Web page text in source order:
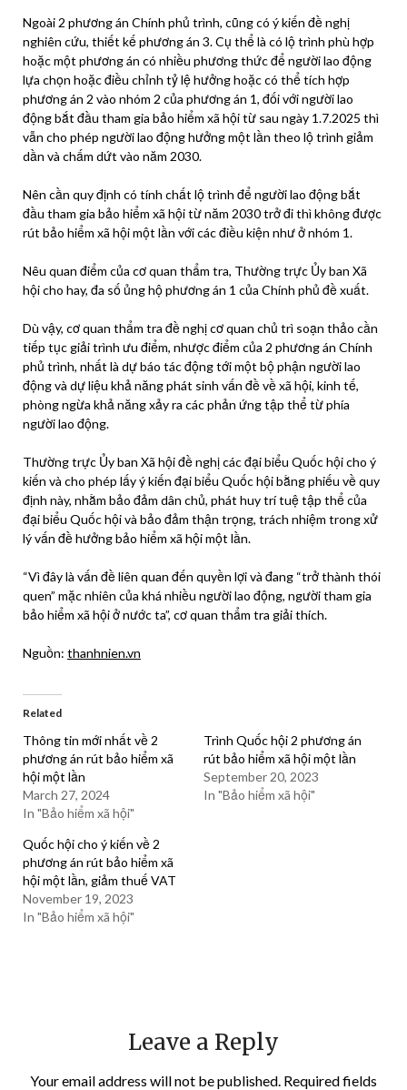
Ngoài 2 phương án Chính phủ trình, cũng có ý kiến đề nghị
nghiên cứu, thiết kế phương án 3. Cụ thể là có lộ trình phù hợp
hoặc một phương án có nhiều phương thức để người lao động
lựa chọn hoặc điều chỉnh tỷ lệ hưởng hoặc có thể tích hợp
phương án 2 vào nhóm 2 của phương án 1, đối với người lao
động bắt đầu tham gia bảo hiểm xã hộitừ sau ngày 1.7.2025 thì
vẫn cho phép người lao động hưởng một lần theo lộ trình giảm
dần và chấm dứt vào năm 2030.
Nên cần quy định có tính chất lộ trình để người lao động bắt
đầu tham gia bảo hiểm xã hộitừ năm 2030 trở đi thì không được
rút bảo hiểm xã hộimột lần với các điều kiện như ở nhóm 1.
Nêu quan điểm của cơ quan thẩm tra, Thường trực Ủy ban Xã
hội cho hay, đa số ủng hộ phương án 1 của Chính phủ đề xuất.
Dù vậy, cơ quan thẩm tra đề nghị cơ quan chủ trì soạn thảo cần
tiếp tục giải trình ưu điểm, nhược điểm của 2 phương án Chính
phủ trình, nhất là dự báo tác động tới một bộ phận người lao
động và dự liệu khả năng phát sinh vấn đề về xã hội, kinh tế,
phòng ngừa khả năng xảy ra các phản ứng tập thể từ phía
người lao động.
Thường trực Ủy ban Xã hội đề nghị các đại biểu Quốc hội cho ý
kiến và cho phép lấy ý kiến đại biểu Quốc hội bằng phiếu về quy
định này, nhằm bảo đảm dân chủ, phát huy trí tuệ tập thể của
đại biểu Quốc hội và bảo đảm thận trọng, trách nhiệm trong xử
lý vấn đề hưởngbảo hiểm xã hộimột lần.
“Vì đây là vấn đề liên quan đến quyền lợi và đang “trở thành thói
quen” mặc nhiên của khá nhiều người lao động, người tham gia
bảo hiểm xã hộiở nước ta”, cơ quan thẩm tra giải thích.
Nguồn: thanhnien.vn
Related
Thông tin mới nhất về 2
phương án rút bảo hiểm xã
hội một lần
March 27, 2024
In "Bảo hiểm xã hội"
Trình Quốc hội 2 phương án
rút bảo hiểm xã hội một lần
September 20, 2023
In "Bảo hiểm xã hội"
Quốc hội cho ý kiến về 2
phương án rút bảo hiểm xã
hội một lần, giảm thuế VAT
November 19, 2023
In "Bảo hiểm xã hội"
Leave a Reply
Your email address will not be published. Required fields